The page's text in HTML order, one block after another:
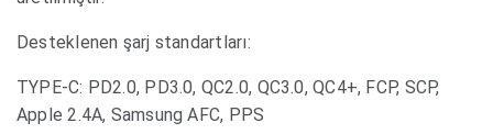
Desteklenen şarj standartları:
TYPE-C: PD2.0, PD3.0, QC2.0, QC3.0, QC4+, FCP, SCP,
Apple 2.4A, Samsung AFC, PPS